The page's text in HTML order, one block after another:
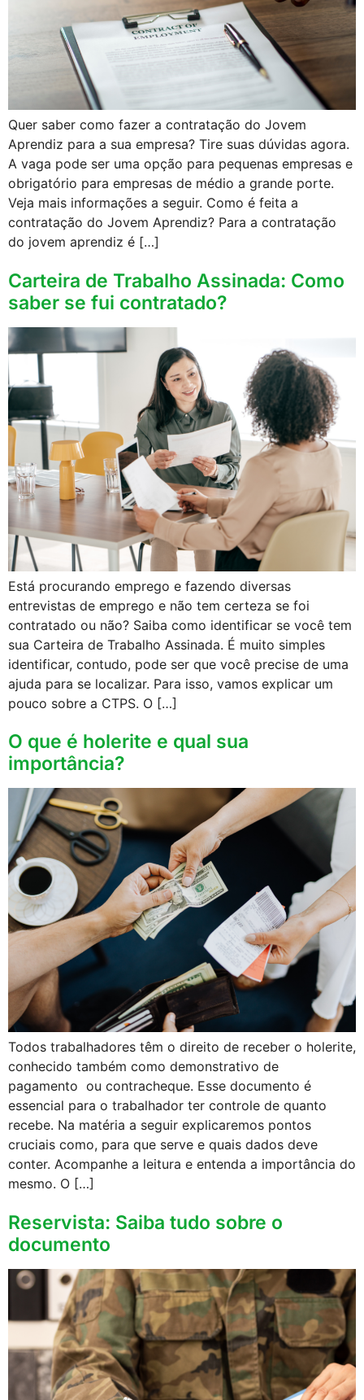
Quer saber como fazer a contratação do Jovem
Aprendiz para a sua empresa? Tire suas dúvidas agora.
A vaga pode ser uma opção para pequenas empresas e
obrigatório para empresas de médio a grande porte.
Veja mais informações a seguir. Como é feita a
contratação do Jovem Aprendiz? Para a contratação
do jovem aprendiz é […]
Carteira de Trabalho Assinada: Como
saber se fui contratado?
Está procurando emprego e fazendo diversas
entrevistas de emprego e não tem certeza se foi
contratado ou não? Saiba como identificar se você tem
sua Carteira de Trabalho Assinada. É muito simples
identificar, contudo, pode ser que você precise de uma
ajuda para se localizar. Para isso, vamos explicar um
pouco sobre a CTPS. O […]
O que é holerite e qual sua
importância?
Todos trabalhadores têm o direito de receber o holerite,
conhecido também como demonstrativo de
pagamento ou contracheque. Esse documento é
essencial para o trabalhador ter controle de quanto
recebe. Na matéria a seguir explicaremos pontos
cruciais como, para que serve e quais dados deve
conter. Acompanhe a leitura e entenda a importância do
mesmo. O […]
Reservista: Saiba tudo sobre o
documento